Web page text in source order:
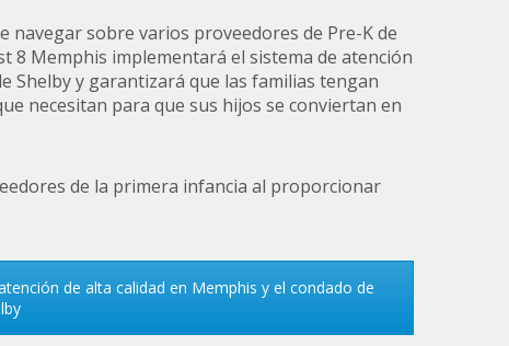
sobre varios proveedores de Pre-K de
8 Memphis implementará el sistema de atención
Shelby y garantizará que las familias tengan
necesitan para que sus hijos se conviertan en
de la primera infancia al proporcionar
de alta calidad en Memphis y el condado de